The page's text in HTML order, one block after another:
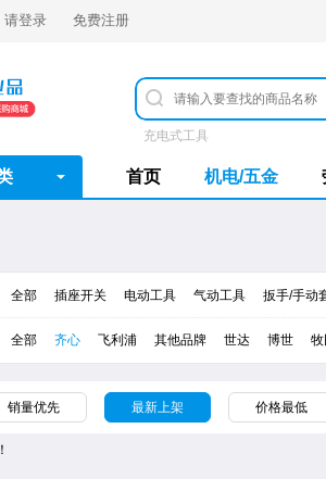
请登录 免费注册
充电式工具
首页 机电/五金
全部 插座开关 电动工具 气动工具 扳手/手动
全部 齐心 飞利浦 其他品牌 世达 ​博世
销量优先 最新上架 价格最低